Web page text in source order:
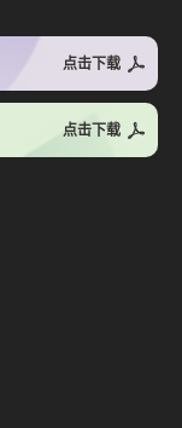
点击下载
点击下载